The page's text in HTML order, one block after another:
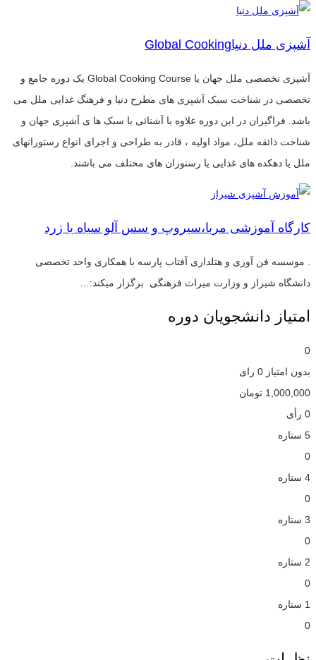
آشپزی ملل دنیاGlobal Cooking
آشپزی تخصصی ملل جهان یا Global Cooking Course یک دوره جامع و
تخصصی در شناخت سبک آشپزی های مطرح دنیا و فرهنگ غذایی ملل می
باشد. فراگیران در این دوره علاوه با آشنائی با سبک ها ی آشپزی جهان و
شناخت ذائقه ملل، مواد اولیه ، قادر به طراحی و اجرای انواع رستورانهای
ملل یا دهکده های غذایی یا رستوران های مختلف می باشند.
کارگاه آموزشی مربا،سیروپ و سس آلو سیاه یا زرد
. موسسه فن آوری و هتلداری آفتاب پارسه با همکاری واحد تخصصی
دانشگاه شیراز و وزارت میراث فرهنگی برگزار میکند:…
امتیاز دانشجویان دوره
0
بدون امتیاز 0 رای
1,000,000 تومان
0 رأی
5 ستاره
0
4 ستاره
0
3 ستاره
0
2 ستاره
0
1 ستاره
0